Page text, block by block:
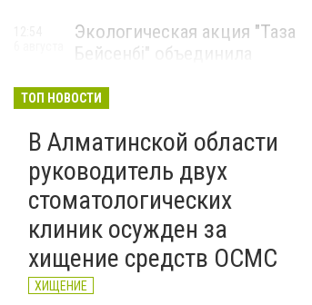
Экологическая акция "Таза
Бейсенбі" объединила
Алматинской области
ТОП НОВОСТИ
В Алматинской области
руководитель двух
стоматологических
клиник осужден за
хищение средств ОСМС
ХИЩЕНИЕ